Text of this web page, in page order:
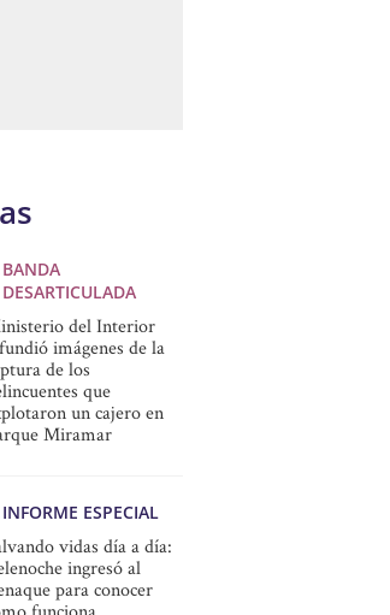
BANDA
DESARTICULADA
del Interior
imágenes de la
de los
que
un cajero en
Miramar
INFORME ESPECIAL
vidas día a día:
ingresó al
para conocer